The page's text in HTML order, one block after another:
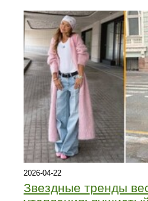
2026-04-22
Звездные тренды